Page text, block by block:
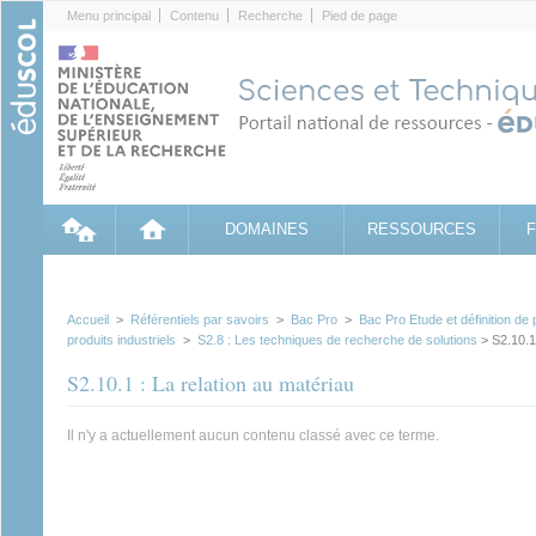
Menu principal Contenu Recherche Pied de page
DOMAINES RESSOURCES
Accueil > Référentiels par savoirs > Bac Pro > Bac Pro Etude et définition
produits industriels > S2.8 : Les techniques de recherche de solutions >
S2.10.1 : La relation au matériau
Il n'y a actuellement aucun contenu classé avec ce terme.